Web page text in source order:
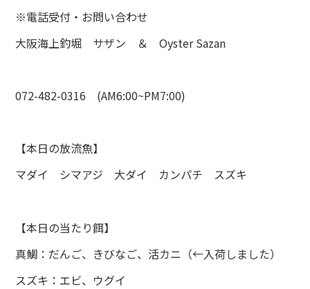
※電話受付・お問い合わせ
大阪海上釣堀 サザン ＆ Oyster Sazan
072-482-0316 (AM6:00~PM7:00)
【本日の放流魚】
マダイ シマアジ 大ダイ カンパチ スズキ
【本日の当たり餌】
真鯛：だんご、きびなご、活カニ（←入荷しました）
スズキ：エビ、ウグイ